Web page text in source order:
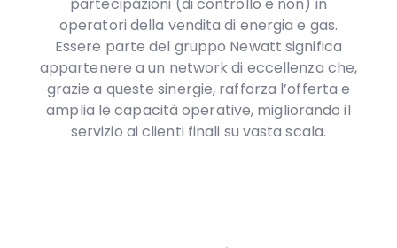
operatori della vendita di energia e gas.
Essere parte del gruppo Newatt significa
appartenere a un network di eccellenza che,
grazie a queste sinergie, rafforza l’offerta e
amplia le capacità operative, migliorando il
servizio ai clienti finali su vasta scala.